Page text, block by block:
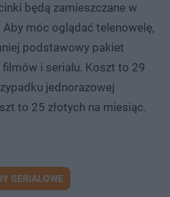
będą zamieszczane w
Aby móc oglądać telenowelę,
podstawowy pakiet
i serialu. Koszt to 29
jednorazowej
to 25 złotych na miesiąc.
SERIALOWE